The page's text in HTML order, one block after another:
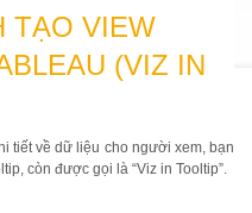
TẠO VIEW
(VIZ IN
tiết về dữ liệu cho người xem, bạn
còn được gọi là “Viz in Tooltip”.